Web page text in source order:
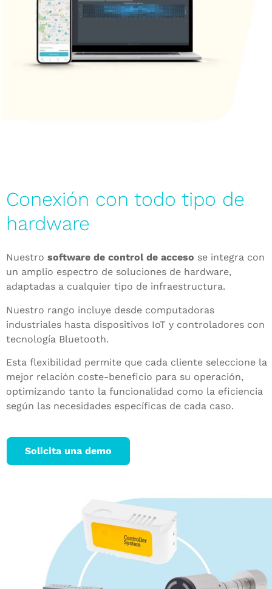
Conexión con todo tipo de
hardware
Nuestro software de control de acceso se integra con
un amplio espectro de soluciones de hardware,
adaptadas a cualquier tipo de infraestructura.
Nuestro rango incluye desde computadoras
industriales hasta dispositivos IoT y controladores con
tecnología Bluetooth.
Esta flexibilidad permite que cada cliente seleccione la
mejor relación coste-beneficio para su operación,
optimizando tanto la funcionalidad como la eficiencia
según las necesidades específicas de cada caso.
Solicita una demo